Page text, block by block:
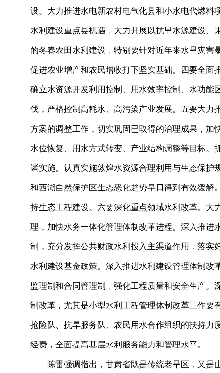
设。大力推进水电新农村电气化县和小水电代燃
水利建设重点县机遇，大力开展以抗旱水源建设
的冬春农田水利建设，特别要针对近年来水旱灾
促进农业增产和农民增收打下坚实基础。四要全
确立水资源开发利用控制、用水效率控制、水功能
伐，严格控制高耗水、高污染产业发展。五要大
方案的调整工作，切实巩固已取得的治理成果，
水位恢复、用水方式转变、产业结构调整等目标
诸实施。认真实施敦煌水资源合理利用与生态保
和西湖自然保护区生态恶化趋势早日得到有效缓
持生态工程建设。六要深化重点领域水利改革。
理，加快水务一体化管理体制改革进程。深入推
制，充分发挥公共财政水利投入主渠道作用，落实
水利建设基金政策。深入推进水利建设管理体制
监理制和合同管理制，强化工程质量和安全生产
制改革，尤其是小型水利工程管理体制改革工作
抢险队、抗旱服务队、农民用水合作组织的扶持
经费，全面提高基层水利服务能力和管理水平。
陈雷强调指出，甘肃省既是传统老旱区，又是